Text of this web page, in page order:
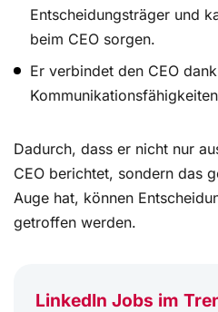
Entscheidungsträger und
beim CEO sorgen.
Er verbindet den CEO
Dadurch, dass er nicht nur
CEO berichtet, sondern das
Auge hat, können
getroffen werden.
LinkedIn Jobs im